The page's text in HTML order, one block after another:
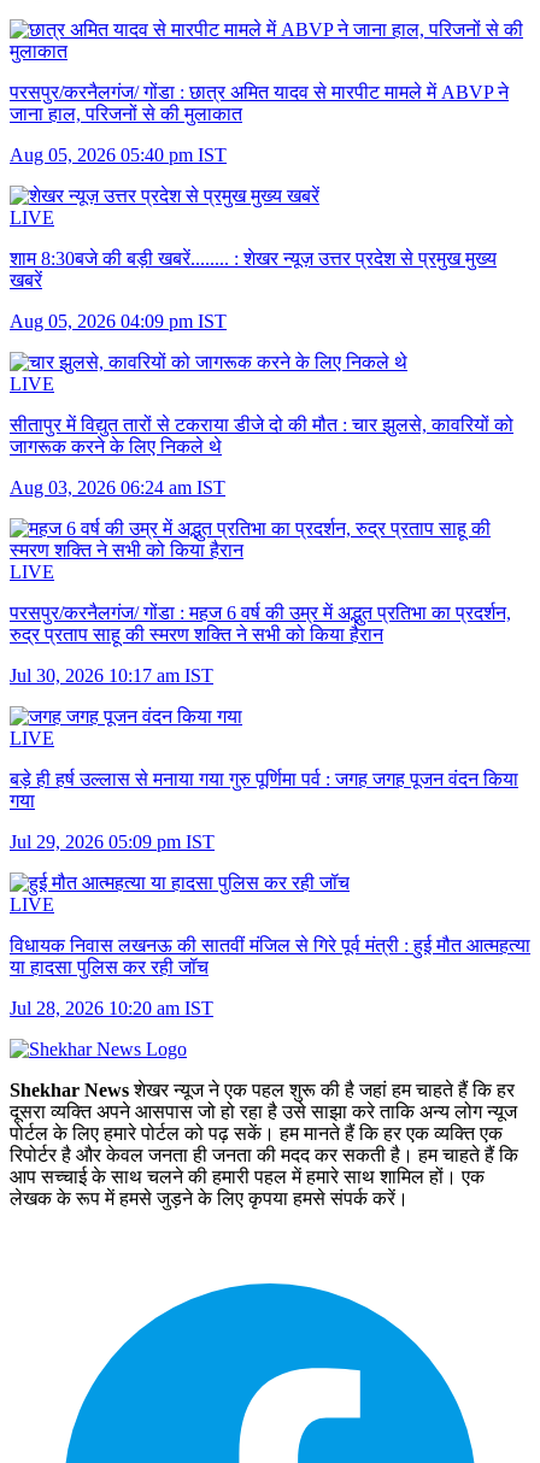
परसपुर/करनैलगंज/ गोंडा : छात्र अमित यादव से मारपीट मामले में ABVP ने
जाना हाल, परिजनों से की मुलाकात
Aug 05, 2026 05:40 pm IST
LIVE
शाम 8:30बजे की बड़ी खबरें........ : शेखर न्यूज़ उत्तर प्रदेश से प्रमुख मुख्य
खबरें
Aug 05, 2026 04:09 pm IST
LIVE
सीतापुर में विद्युत तारों से टकराया डीजे दो की मौत : चार झुलसे, कावरियों को
जागरूक करने के लिए निकले थे
Aug 03, 2026 06:24 am IST
LIVE
परसपुर/करनैलगंज/ गोंडा : महज 6 वर्ष की उम्र में अद्भुत प्रतिभा का प्रदर्शन,
रुद्र प्रताप साहू की स्मरण शक्ति ने सभी को किया हैरान
Jul 30, 2026 10:17 am IST
LIVE
बड़े ही हर्ष उल्लास से मनाया गया गुरु पूर्णिमा पर्व : जगह जगह पूजन वंदन किया
गया
Jul 29, 2026 05:09 pm IST
LIVE
विधायक निवास लखनऊ की सातवीं मंजिल से गिरे पूर्व मंत्री : हुई मौत आत्महत्या
या हादसा पुलिस कर रही जॉच
Jul 28, 2026 10:20 am IST
Shekhar Newsशेखर न्‍यूज ने एक पहल शुरू की है जहां हम चाहते हैं कि हर
दूसरा व्‍यक्ति अपने आसपास जो हो रहा है उसे साझा करे ताकि अन्‍य लोग न्‍यूज
पोर्टल के लिए हमारे पोर्टल को पढ़ सकें। हम मानते हैं कि हर एक व्यक्ति एक
रिपोर्टर है और केवल जनता ही जनता की मदद कर सकती है। हम चाहते हैं कि
आप सच्चाई के साथ चलने की हमारी पहल में हमारे साथ शामिल हों। एक
लेखक के रूप में हमसे जुड़ने के लिए कृपया हमसे संपर्क करें।